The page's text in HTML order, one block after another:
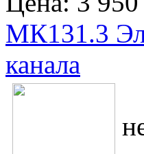
МК131.3
канала